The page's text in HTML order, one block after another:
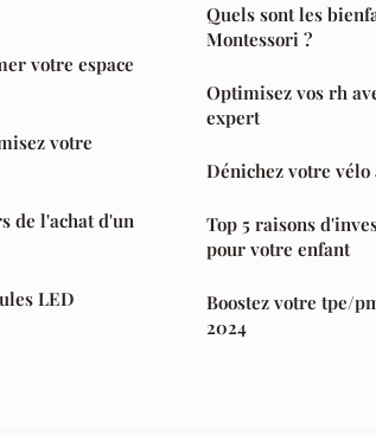
votre espace
votre
de l'achat d'un
LED
Quels sont les
Montessori ?
Optimisez vos rh
expert
Dénichez votre
Top 5 raisons
pour votre enfant
Boostez votre tpe/
2024